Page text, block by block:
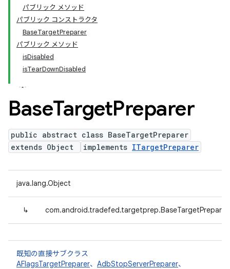
パブリック メソッド
パブリック コンストラクタ
BaseTargetPreparer
パブリック メソッド
isDisabled
isTearDownDisabled
BaseTargetPreparer
public abstract class BaseTargetPreparer
extends Object
implements ITargetPreparer
java.lang.Object
↳ com.android.tradefed.targetprep.BaseTargetPreparer
既知の直接サブクラス
AFlagsTargetPreparer、 AdbStopServerPreparer、